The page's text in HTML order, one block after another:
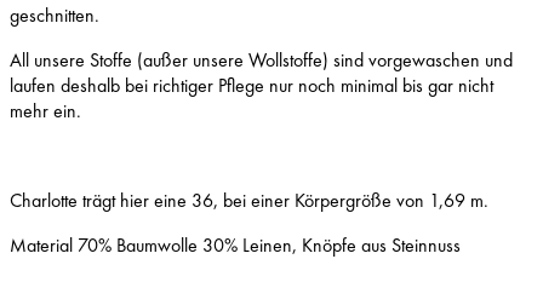
geschnitten.
All unsere Stoffe (außer unsere Wollstoffe) sind vorgewaschen und
laufen deshalb bei richtiger Pflege nur noch minimal bis gar nicht
mehr ein.
Charlotte trägt hier eine 36, bei einer Körpergröße von 1,69 m.
Material 70% Baumwolle 30% Leinen, Knöpfe aus Steinnuss